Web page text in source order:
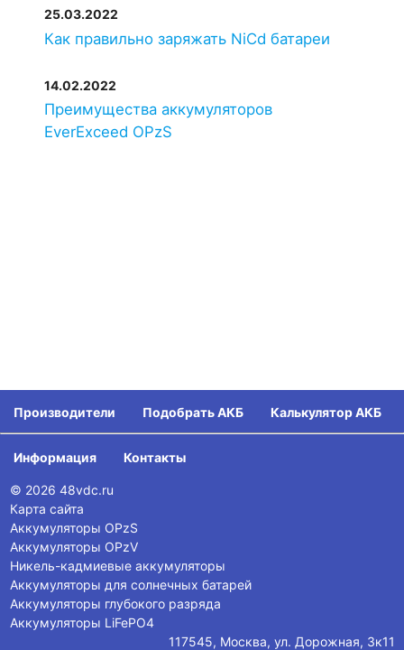
25.03.2022
Как правильно заряжать NiCd батареи
14.02.2022
Преимущества аккумуляторов
EverExceed OPzS
Производители Подобрать АКБ Калькулятор АКБ
Информация Контакты
© 2026 48vdc.ru
Карта сайта
Аккумуляторы OPzS
Аккумуляторы OPzV
Никель-кадмиевые аккумуляторы
Аккумуляторы для солнечных батарей
Аккумуляторы глубокого разряда
Аккумуляторы LiFePO4
117545, Москва, ул. Дорожная, 3к11